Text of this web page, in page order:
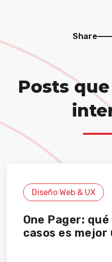
Share
Posts
Diseño Web & UX
One Pager:
casos es mejor